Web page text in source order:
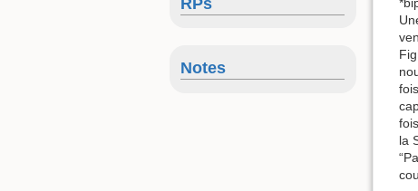
Notes
la